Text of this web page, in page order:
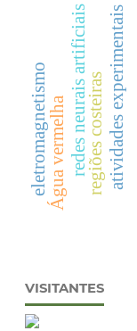
atividades experimentais
regiões costeiras
redes neurais artificiais
Água vermelha
eletromagnetismo
VISITANTES